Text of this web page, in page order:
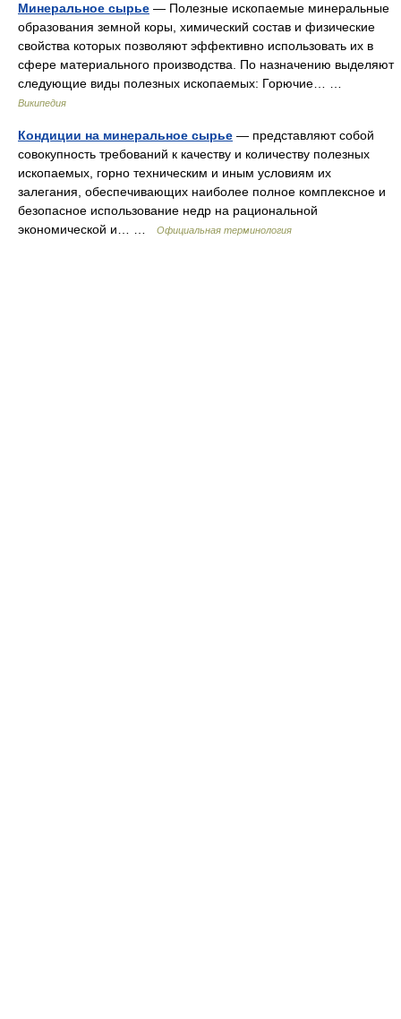
Минеральное сырье — Полезные ископаемые минеральные
образования земной коры, химический состав и физические
свойства которых позволяют эффективно использовать их в
сфере материального производства. По назначению выделяют
следующие виды полезных ископаемых: Горючие… …
Википедия
Кондиции на минеральное сырье — представляют собой
совокупность требований к качеству и количеству полезных
ископаемых, горно техническим и иным условиям их
залегания, обеспечивающих наиболее полное комплексное и
безопасное использование недр на рациональной
экономической и… …
Официальная терминология